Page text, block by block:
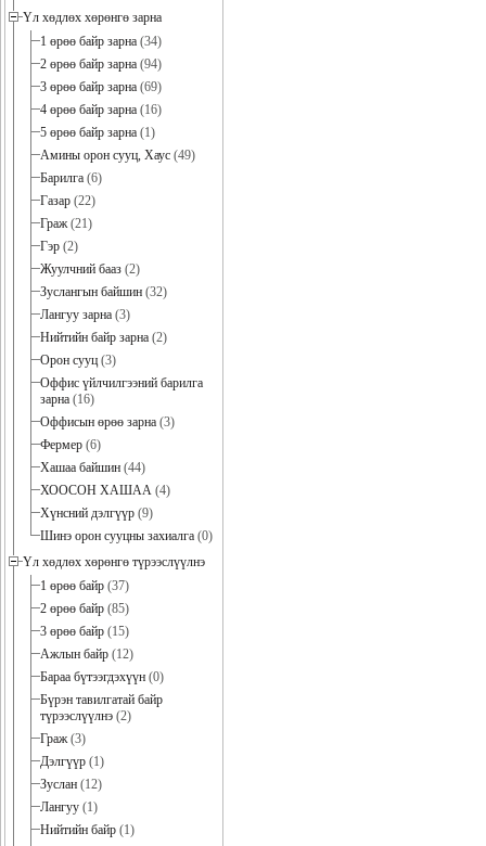
Үл хөдлөх хөрөнгө зарна
1 өрөө байр зарна (34)
2 өрөө байр зарна (94)
3 өрөө байр зарна (69)
4 өрөө байр зарна (16)
5 өрөө байр зарна (1)
Амины орон сууц, Хаус (49)
Барилга (6)
Газар (22)
Граж(21)
Гэр (2)
Жуулчний бааз (2)
Зуслангын байшин (32)
Лангуу зарна (3)
Нийтийн байр зарна (2)
Орон сууц (3)
Оффис үйлчилгээний барилга
зарна (16)
Оффисын өрөө зарна (3)
Фермер (6)
Хашаа байшин (44)
ХООСОН ХАШАА (4)
Хүнсний дэлгүүр (9)
Шинэ орон сууцны захиалга (0)
Үл хөдлөх хөрөнгө түрээслүүлнэ
1 өрөө байр (37)
2 өрөө байр (85)
3 өрөө байр (15)
Ажлын байр (12)
Бараа бүтээгдэхүүн (0)
Бүрэн тавилгатай байр
түрээслүүлнэ (2)
Граж(3)
Дэлгүүр (1)
Зуслан (12)
Лангуу (1)
Нийтийн байр (1)